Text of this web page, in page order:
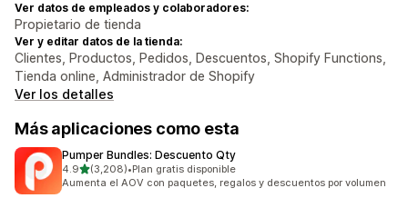
Ver datos de empleados y colaboradores:
Propietario de tienda
Ver y editar datos de la tienda:
Clientes, Productos, Pedidos, Descuentos, Shopify Functions,
Tienda online, Administrador de Shopify
Ver los detalles
Más aplicaciones como esta
Pumper Bundles: Descuento Qty
4.9de 5 estrellas
(3,208)
3208 reseñas en total
•Plan gratis disponible
Aumenta el AOV con paquetes, regalos y descuentos por volumen